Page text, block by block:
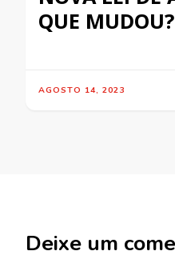
QUE MUDOU?
AGOSTO 14, 2023
Deixe um